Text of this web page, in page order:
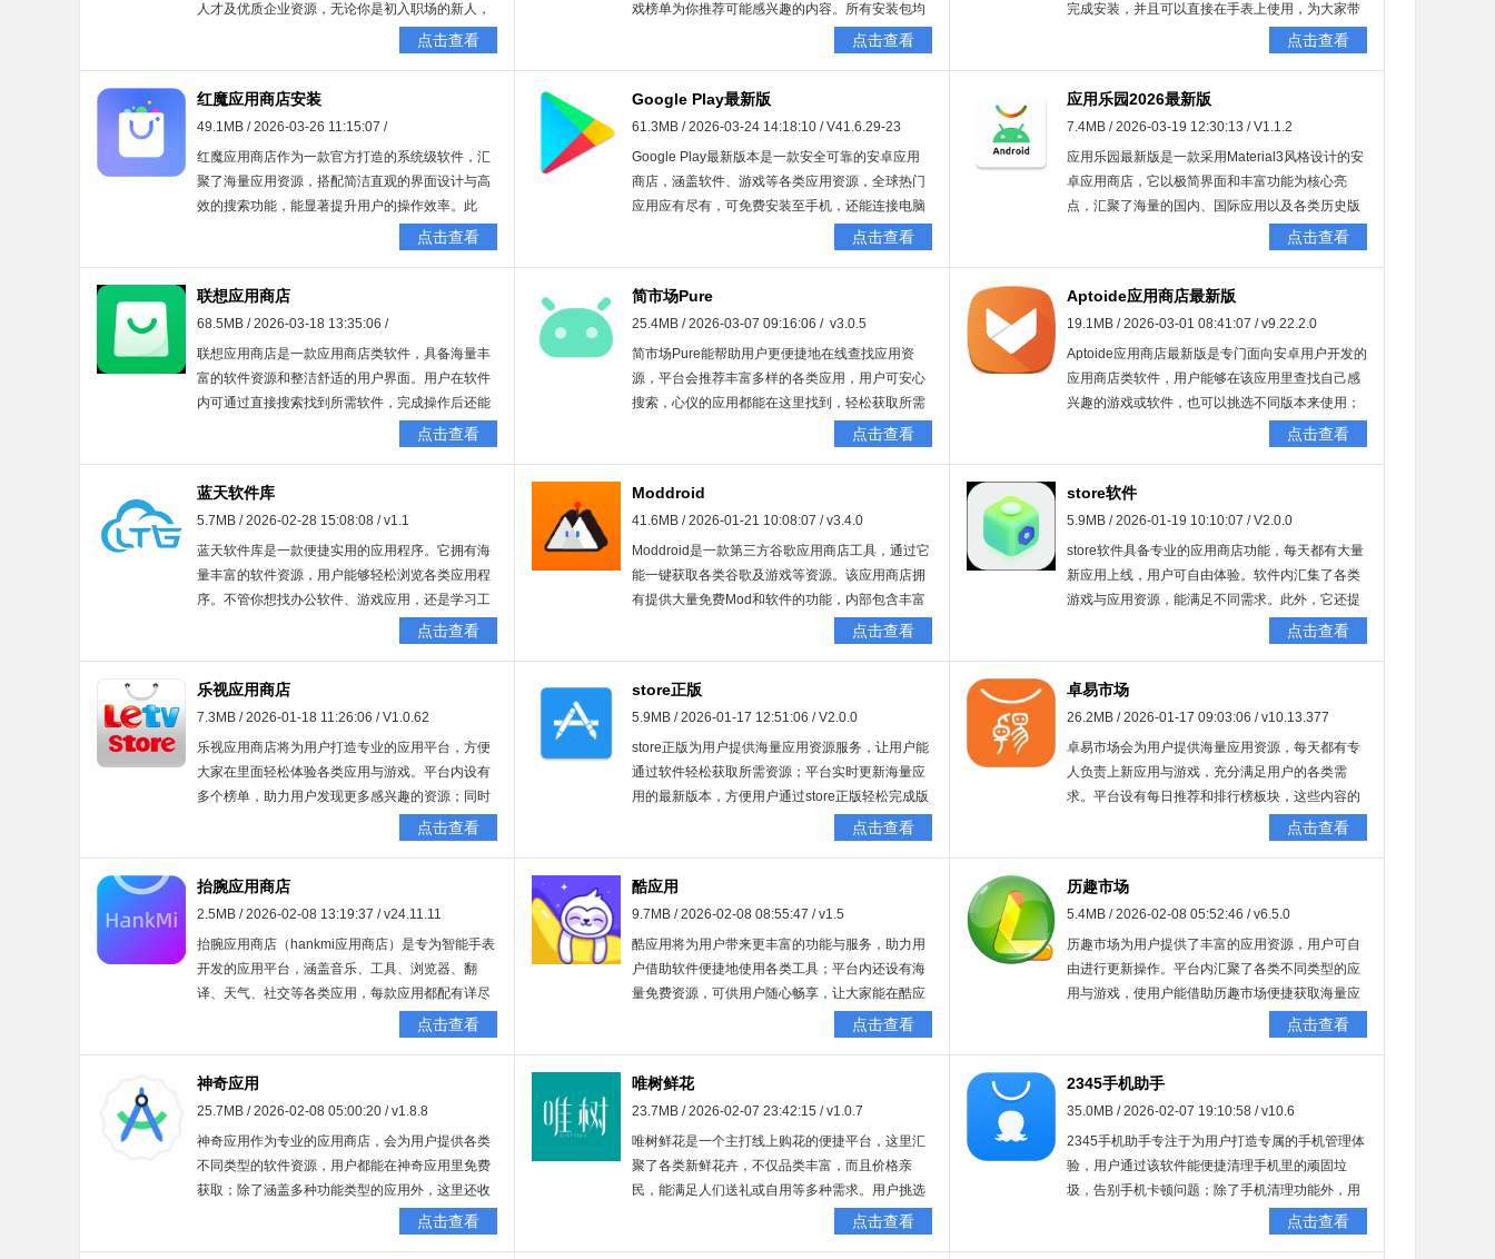
人才及优质企业资源，无论你是初入职场的新人，
还是经验丰富的行业骨干，都能在此便捷找到心仪
岗位。仅需简单填写个人信息，系统便会自动生成
聘方更迅速地洞悉你的核心优势。
点击查看
戏榜单为你推荐可能感兴趣的内容。所有安装包均
点击查看
完成安装，并且可以直接在手表上使用，为大家带
点击查看
红魔应用商店安装
49.1MB / 2026-03-26 11:15:07 /
红魔应用商店作为一款官方打造的系统级软件，汇
聚了海量应用资源，搭配简洁直观的界面设计与高
效的搜索功能，能显著提升用户的操作效率。此
外，平台内所有应用均经过严格的安全审核，让用
户可以安心下载使用。有需要的朋友，不妨立即体
点击查看
Google Play最新版
61.3MB / 2026-03-24 14:18:10 / V41.6.29-23
Google Play最新版本是一款安全可靠的安卓应用
商店，涵盖软件、游戏等各类应用资源，全球热门
应用应有尽有，可免费安装至手机，还能连接电脑
实现便捷管理，功能强大，欢迎有需要的朋友使
点击查看
应用乐园2026最新版
7.4MB / 2026-03-19 12:30:13 / V1.1.2
应用乐园最新版是一款采用Material3风格设计的安
卓应用商店，它以极简界面和丰富功能为核心亮
点，汇聚了海量的国内、国际应用以及各类历史版
本应用，同时还配备了应用管理、权限守护等实用
工具，为安卓用户构建了一个安全、纯净且高效的
的软件或游戏的各种版本。
点击查看
联想应用商店
68.5MB / 2026-03-18 13:35:06 /
联想应用商店是一款应用商店类软件，具备海量丰
富的软件资源和整洁舒适的用户界面。用户在软件
内可通过直接搜索找到所需软件，完成操作后还能
选择开启或关闭自动更新功能。每一款软件都经过
严格筛查，让大家使用起来更放心，对这款软件感
点击查看
简市场Pure
25.4MB / 2026-03-07 09:16:06 / v3.0.5
简市场Pure能帮助用户更便捷地在线查找应用资
源，平台会推荐丰富多样的各类应用，用户可安心
搜索，心仪的应用都能在这里找到，轻松获取所需
点击查看
Aptoide应用商店最新版
19.1MB / 2026-03-01 08:41:07 / v9.22.2.0
Aptoide应用商店最新版是专门面向安卓用户开发的
应用商店类软件，用户能够在该应用里查找自己感
兴趣的游戏或软件，也可以挑选不同版本来使用；
若需要对手机应用进行版本更新或者卸载操作，这
款应用都能提供对应的协助，实用性很强。
点击查看
蓝天软件库
5.7MB / 2026-02-28 15:08:08 / v1.1
蓝天软件库是一款便捷实用的应用程序。它拥有海
量丰富的软件资源，用户能够轻松浏览各类应用程
序。不管你想找办公软件、游戏应用，还是学习工
具，蓝天软件库都能帮你找到对应的应用程序。它
的用户界面简洁直观，操作简单易懂，能让你快速
验丰富的老用户，蓝天软件库都能满足你的使用需
求。
点击查看
Moddroid
41.6MB / 2026-01-21 10:08:07 / v3.4.0
Moddroid是一款第三方谷歌应用商店工具，通过它
能一键获取各类谷歌及游戏等资源。该应用商店拥
有提供大量免费Mod和软件的功能，内部包含丰富
实用的软件资源，还专门设有mod组，里面有不少
点击查看
store软件
5.9MB / 2026-01-19 10:10:07 / V2.0.0
store软件具备专业的应用商店功能，每天都有大量
新应用上线，用户可自由体验。软件内汇集了各类
游戏与应用资源，能满足不同需求。此外，它还提
供专业的应用管理服务，帮助用户快速清理手机里
不常用的应用。超多实用功能等你来探索，助力用
点击查看
乐视应用商店
7.3MB / 2026-01-18 11:26:06 / V1.0.62
乐视应用商店将为用户打造专业的应用平台，方便
大家在里面轻松体验各类应用与游戏。平台内设有
多个榜单，助力用户发现更多感兴趣的资源；同时
还提供专业的应用管理服务，支持一键卸载不常用
软件。此外，软件内置超多实用功能，能让用户在
点击查看
store正版
5.9MB / 2026-01-17 12:51:06 / V2.0.0
store正版为用户提供海量应用资源服务，让用户能
通过软件轻松获取所需资源；平台实时更新海量应
用的最新版本，方便用户通过store正版轻松完成版
本更新；还有实用的应用管理功能等你体验，助力
用户轻松卸载手机中不常用的应用，享受更舒适的
点击查看
卓易市场
26.2MB / 2026-01-17 09:03:06 / v10.13.377
卓易市场会为用户提供海量应用资源，每天都有专
人负责上新应用与游戏，充分满足用户的各类需
求。平台设有每日推荐和排行榜板块，这些内容的
排序均由广大用户的使用量决定，能让用户及时了
解当下其他用户的使用潮流。此外，软件还提供专
一键轻松将应用更新至最新版本，同时便捷卸载手
机中不常用的软件。
点击查看
抬腕应用商店
2.5MB / 2026-02-08 13:19:37 / v24.11.11
抬腕应用商店（hankmi应用商店）是专为智能手表
开发的应用平台，涵盖音乐、工具、浏览器、翻
译、天气、社交等各类应用，每款应用都配有详尽
说明，便于用户了解；平台资源持续更新，所有安
装包均经过安全检测，可安心使用，体验别样乐
点击查看
酷应用
9.7MB / 2026-02-08 08:55:47 / v1.5
酷应用将为用户带来更丰富的功能与服务，助力用
户借助软件便捷地使用各类工具；平台内还设有海
量免费资源，可供用户随心畅享，让大家能在酷应
用里聆听更多动人音乐、观看更多优质影片。
点击查看
历趣市场
5.4MB / 2026-02-08 05:52:46 / v6.5.0
历趣市场为用户提供了丰富的应用资源，用户可自
由进行更新操作。平台内汇聚了各类不同类型的应
用与游戏，使用户能借助历趣市场便捷获取海量应
用资源。此外，软件还为用户提供各应用的旧版本
合集，方便用户随时重温老版本应用带来的体验。
点击查看
神奇应用
25.7MB / 2026-02-08 05:00:20 / v1.8.8
神奇应用作为专业的应用商店，会为用户提供各类
不同类型的软件资源，用户都能在神奇应用里免费
获取；除了涵盖多种功能类型的应用外，这里还收
集了丰富多样玩法的游戏资源，能轻松满足用户各
点击查看
唯树鲜花
23.7MB / 2026-02-07 23:42:15 / v1.0.7
唯树鲜花是一个主打线上购花的便捷平台，这里汇
聚了各类新鲜花卉，不仅品类丰富，而且价格亲
民，能满足人们送礼或自用等多种需求。用户挑选
好心仪的花束后，还能在线进行个性化的插花设
计，制作出独一无二的专属花礼，以此传递最真挚
点击查看
2345手机助手
35.0MB / 2026-02-07 19:10:58 / v10.6
2345手机助手专注于为用户打造专属的手机管理体
验，用户通过该软件能便捷清理手机里的顽固垃
圾，告别手机卡顿问题；除了手机清理功能外，用
户还可借助软件轻松获取海量应用，同时软件会依
据用户偏好个性化推荐感兴趣的内容。
点击查看